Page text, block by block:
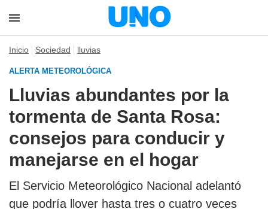
Inicio Sociedad lluvias
ALERTA METEOROLÓGICA
Lluvias abundantes por la
tormenta de Santa Rosa:
consejos para conducir y
manejarse en el hogar
El Servicio Meteorológico Nacional adelantó
que podría llover hasta tres o cuatro veces